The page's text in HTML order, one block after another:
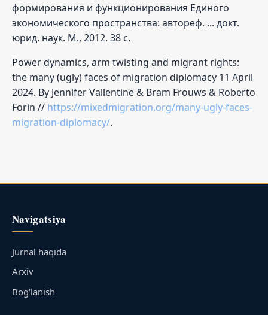
формирования и функционирования Единого
экономического пространства: автореф. ... докт.
юрид. наук. М., 2012. 38 с.
Power dynamics, arm twisting and migrant rights:
the many (ugly) faces of migration diplomacy 11 April
2024. By Jennifer Vallentine & Bram Frouws & Roberto
Forin // https://mixedmigration.org/many-ugly-faces-
migration-diplomacy/.
Navigatsiya
Jurnal haqida
Arxiv
Bog‘lanish